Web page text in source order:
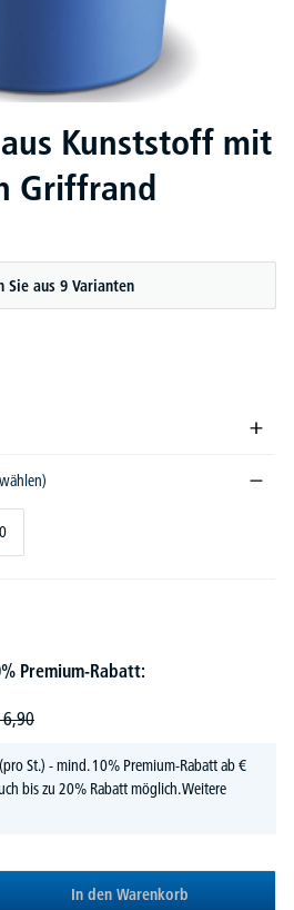
Kunststoff mit
Griffrand
Sie aus 9 Varianten
Premium-Rabatt:
6,90
(pro St.) - mind. 10% Premium-Rabatt ab €
bis zu 20% Rabatt möglich.Weitere
In den Warenkorb